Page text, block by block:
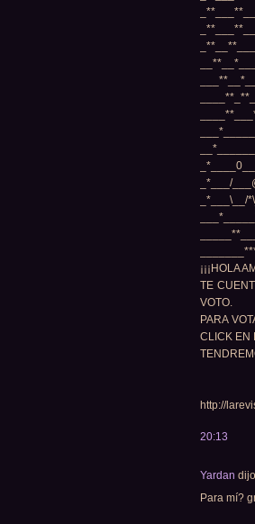
_*___/
_*___\__/
¡¡¡HOLA
TE
VOTO.
PARA
CLICK EN
http://
20:13
Yardan
Para mí?